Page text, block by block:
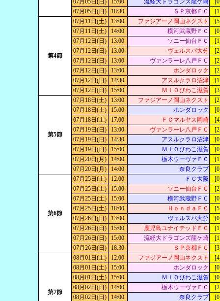
07月05日(日)
15:00 流経大ドラゴンズ龍ケ崎
07月05日(日)
18:30 ＳＰ京都ＦＣ
第4節
07月11日(土) 13:00 ファジアーノ岡山ネクスト
07月11日(土)
14:00 横河武蔵野ＦＣ
07月12日(日)
13:00 ソニー仙台ＦＣ
07月12日(日)
13:00 ヴェルスパ大分
07月12日(日)
13:00 ヴァンラーレ八戸ＦＣ
07月12日(日)
13:00 ホンダロック
07月12日(日)
14:30 アスルクラロ沼津
07月12日(日)
15:00 ＭＩＯびわこ滋賀
第5節
07月18日(土) 13:00 ファジアーノ岡山ネクスト
07月18日(土)
15:00 ホンダロック
07月18日(土)
17:00 ＦＣマルヤス岡崎
07月19日(日)
13:00 ヴァンラーレ八戸ＦＣ
07月19日(日)
14:30 アスルクラロ沼津
07月19日(日)
15:00 ＭＩＯびわこ滋賀
07月20日(月)
14:00 栃木ウーヴァＦＣ
07月20日(月)
14:00 奈良クラブ
第6節
07月25日(土) 12:00 ＦＣ大阪
07月25日(土)
15:00 ソニー仙台ＦＣ
07月25日(土)
15:00 横河武蔵野ＦＣ
07月25日(土)
18:00 ＨｏｎｄａＦＣ
07月26日(日)
13:00 ヴェルスパ大分
07月26日(日)
15:00 鹿児島ユナイテッドＦＣ
07月26日(日)
15:00 流経大ドラゴンズ龍ケ崎
07月26日(日)
18:30 ＳＰ京都ＦＣ
第7節
08月01日(土) 12:00 ファジアーノ岡山ネクスト
08月01日(土)
15:00 ホンダロック
08月01日(土)
15:00 ＭＩＯびわこ滋賀
08月02日(日)
14:00 栃木ウーヴァＦＣ
08月02日(日)
14:00 奈良クラブ